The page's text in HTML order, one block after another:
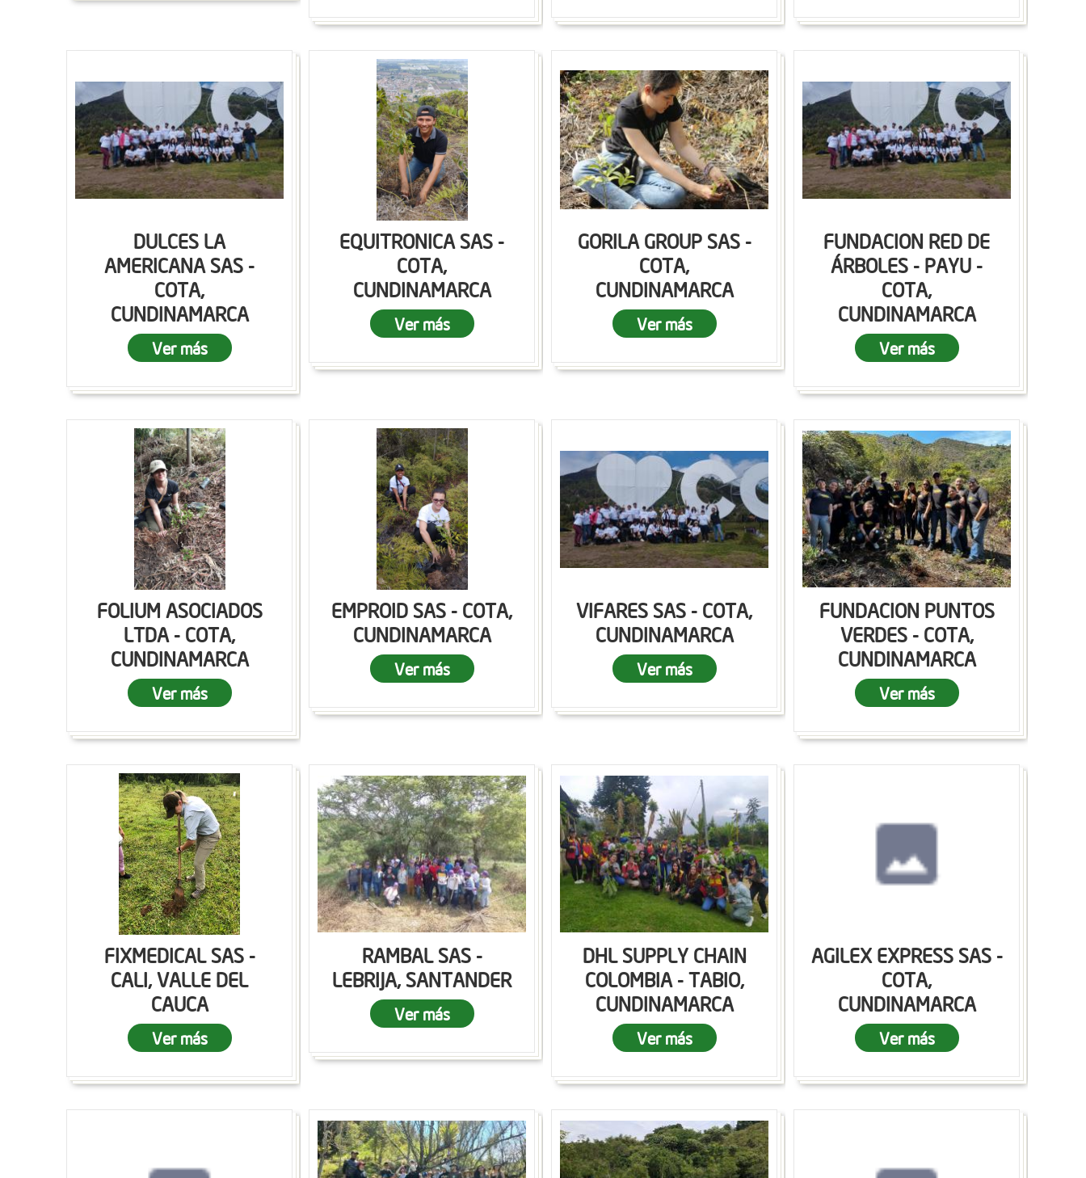
DULCES LA
AMERICANA SAS -
COTA,
CUNDINAMARCA
Ver más
EQUITRONICA SAS -
COTA,
CUNDINAMARCA
Ver más
GORILA GROUP SAS -
COTA,
CUNDINAMARCA
Ver más
FUNDACION RED DE
ÁRBOLES - PAYU -
COTA,
CUNDINAMARCA
Ver más
FOLIUM ASOCIADOS
LTDA - COTA,
CUNDINAMARCA
Ver más
EMPROID SAS - COTA,
CUNDINAMARCA
Ver más
VIFARES SAS - COTA,
CUNDINAMARCA
Ver más
FUNDACION PUNTOS
VERDES - COTA,
CUNDINAMARCA
Ver más
FIXMEDICAL SAS -
CALI, VALLE DEL
CAUCA
Ver más
RAMBAL SAS -
LEBRIJA, SANTANDER
Ver más
DHL SUPPLY CHAIN
COLOMBIA - TABIO,
CUNDINAMARCA
Ver más
AGILEX EXPRESS SAS -
COTA,
CUNDINAMARCA
Ver más